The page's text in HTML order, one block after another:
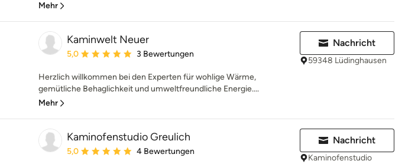
Mehr
Kaminwelt Neuer
Durchschnittliche Bewertung: 5 von 5 Sternen
5,0 3 Bewertungen
Herzlich willkommen bei den Experten für wohlige Wärme,
gemütliche Behaglichkeit und umweltfreundliche Energie....
Mehr
Nachricht
59348 Lüdinghausen
Kaminofenstudio Greulich
Durchschnittliche Bewertung: 5 von 5 Sternen
5,0 4 Bewertungen
Nachricht
Kaminofenstudio